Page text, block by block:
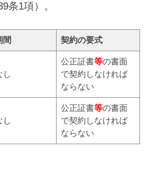
条1項）。
間 契約の要式
し
公正証書等の書面
で契約しなければ
ならない
し
公正証書等の書面
で契約しなければ
ならない